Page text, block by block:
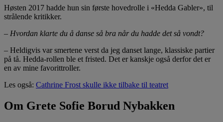
Høsten 2017 hadde hun sin første hovedrolle i «Hedda Gabler», til
strålende kritikker.
– Hvordan klarte du å danse så bra når du hadde det så vondt?
– Heldigvis var smertene verst da jeg danset lange, klassiske partier
på tå. Hedda-rollen ble et fristed. Det er kanskje også derfor det er
en av mine favorittroller.
Les også: Cathrine Frost skulle ikke tilbake til teatret
Om Grete Sofie Borud Nybakken